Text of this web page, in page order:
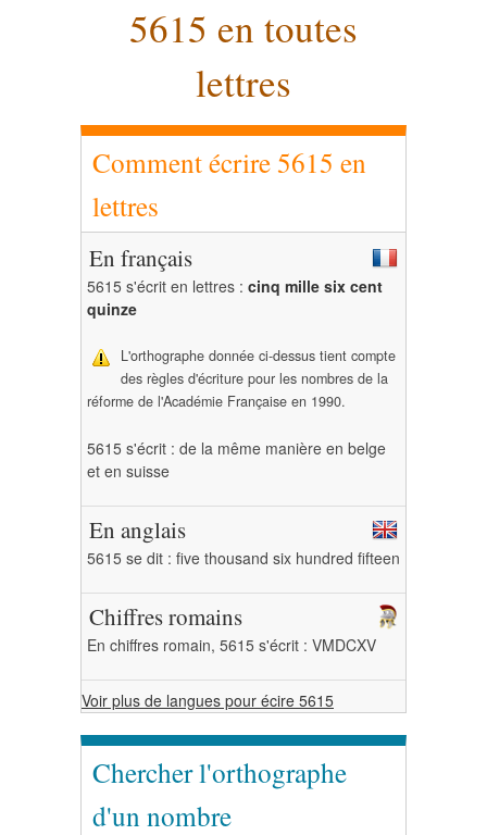
5615 en toutes
lettres
Comment écrire 5615 en
lettres
En français
5615 s'écrit en lettres : cinq mille six cent
quinze
L'orthographe donnée ci-dessus tient compte
des règles d'écriture pour les nombres de la
réforme de l'Académie Française en 1990.
5615 s'écrit : de la même manière en belge
et en suisse
En anglais
5615 se dit : five thousand six hundred fifteen
Chiffres romains
En chiffres romain, 5615 s'écrit : VMDCXV
Voir plus de langues pour écire 5615
Chercher l'orthographe
d'un nombre